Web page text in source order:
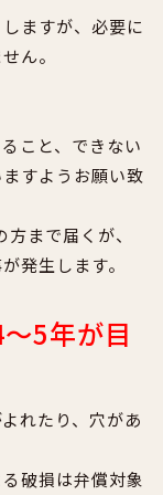
ますが、必要に
ん。
こと、できない
すようお願い致
まで届くが、
発生します。
5年が目
れたり、穴があ
破損は弁償対象